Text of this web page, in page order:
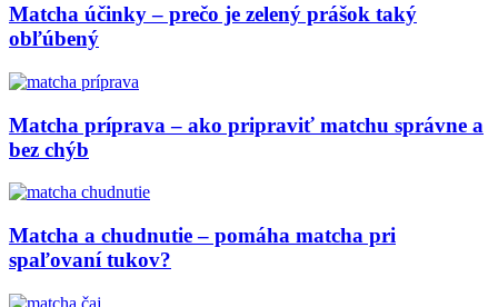
Matcha účinky – prečo je zelený prášok taký
obľúbený
Matcha príprava – ako pripraviť matchu správne a
bez chýb
Matcha a chudnutie – pomáha matcha pri
spaľovaní tukov?